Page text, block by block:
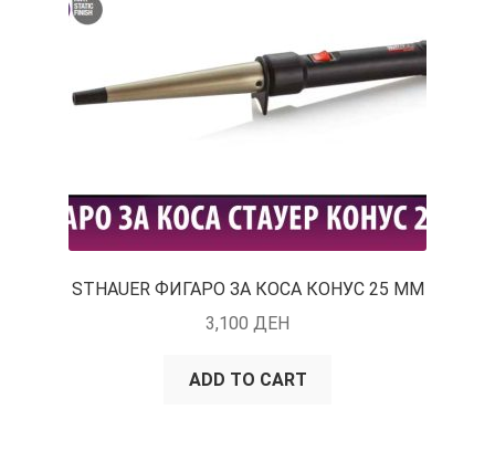
STHAUER ФИГАРО ЗА КОСА КОНУС 25 ММ
3,100 ДЕН
ADD TO CART